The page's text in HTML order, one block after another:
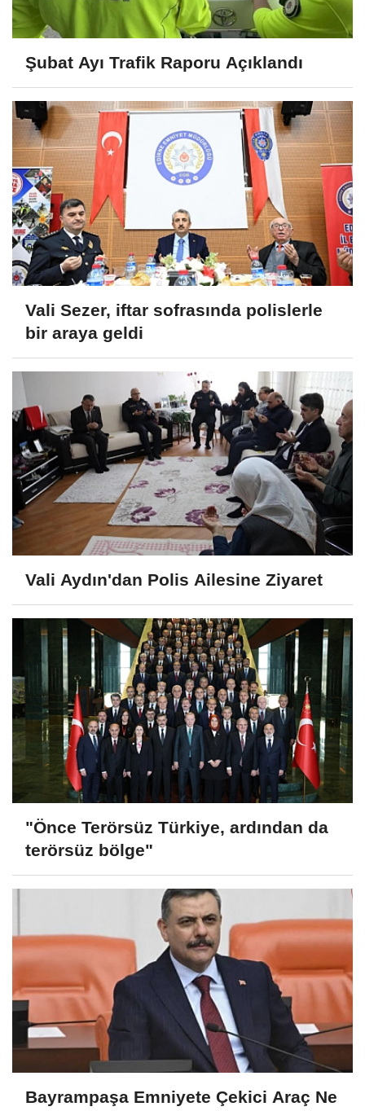
Şubat Ayı Trafik Raporu Açıklandı
Vali Sezer, iftar sofrasında polislerle
bir araya geldi
Vali Aydın'dan Polis Ailesine Ziyaret
"Önce Terörsüz Türkiye, ardından da
terörsüz bölge"
Bayrampaşa Emniyete Çekici Araç Ne